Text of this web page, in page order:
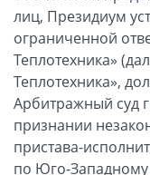
лиц, Президиум
ограниченной
Теплотехника»
Теплотехника»,
Арбитражный суд
признании
пристава-
по Юго-Западному